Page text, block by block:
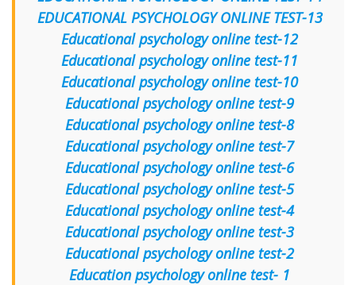
EDUCATIONAL PSYCHOLOGY ONLINE TEST-13
Educational psychology online test-12
Educational psychology online test-11
Educational psychology online test-10
Educational psychology online test-9
Educational psychology online test-8
Educational psychology online test-7
Educational psychology online test-6
Educational psychology online test-5
Educational psychology online test-4
Educational psychology online test-3
Educational psychology online test-2
Education psychology online test- 1